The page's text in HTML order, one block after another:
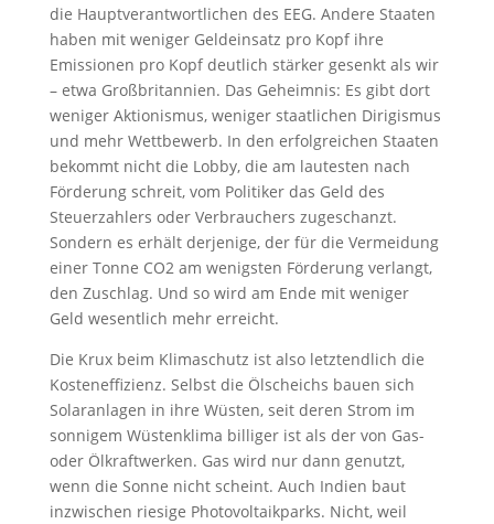
die Hauptverantwortlichen des EEG. Andere Staaten
haben mit weniger Geldeinsatz pro Kopf ihre
Emissionen pro Kopf deutlich stärker gesenkt als wir
– etwa Großbritannien. Das Geheimnis: Es gibt dort
weniger Aktionismus, weniger staatlichen Dirigismus
und mehr Wettbewerb. In den erfolgreichen Staaten
bekommt nicht die Lobby, die am lautesten nach
Förderung schreit, vom Politiker das Geld des
Steuerzahlers oder Verbrauchers zugeschanzt.
Sondern es erhält derjenige, der für die Vermeidung
einer Tonne CO2 am wenigsten Förderung verlangt,
den Zuschlag. Und so wird am Ende mit weniger
Geld wesentlich mehr erreicht.
Die Krux beim Klimaschutz ist also letztendlich die
Kosteneffizienz. Selbst die Ölscheichs bauen sich
Solaranlagen in ihre Wüsten, seit deren Strom im
sonnigem Wüstenklima billiger ist als der von Gas-
oder Ölkraftwerken. Gas wird nur dann genutzt,
wenn die Sonne nicht scheint. Auch Indien baut
inzwischen riesige Photovoltaikparks. Nicht, weil